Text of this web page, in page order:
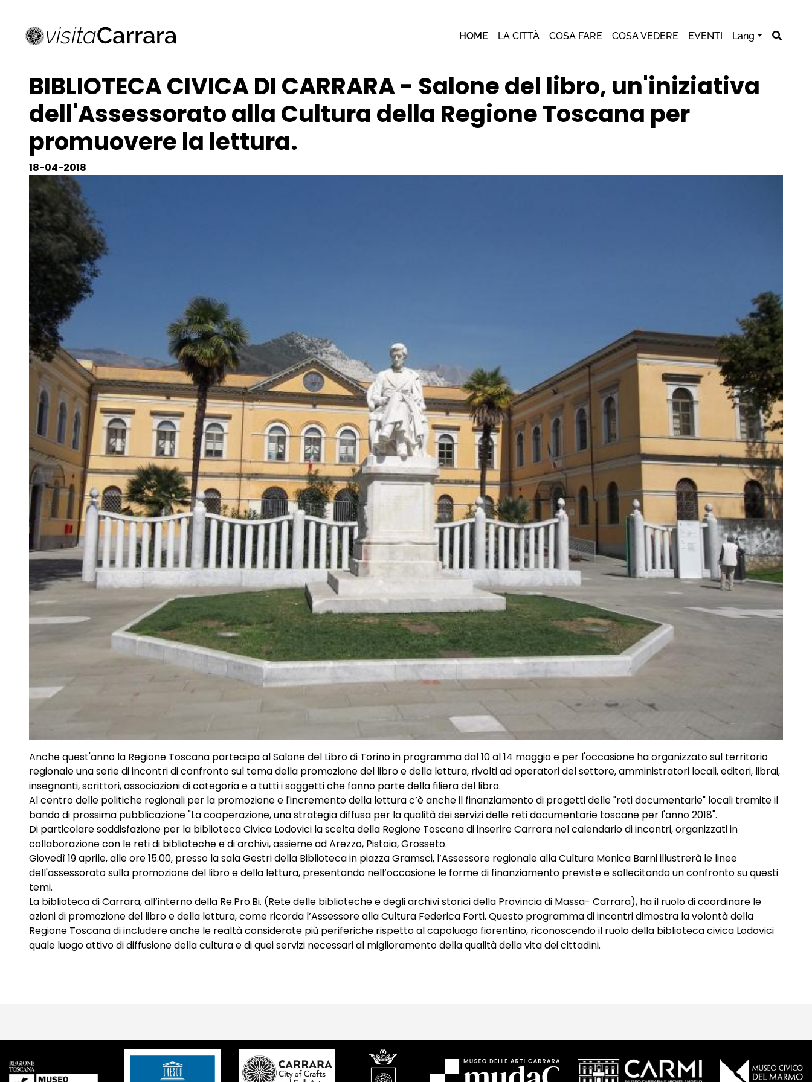
HOME LA CITTÀ COSA FARE COSA VEDERE EVENTI Lang
BIBLIOTECA CIVICA DI CARRARA - Salone del libro, un'iniziativa
dell'Assessorato alla Cultura della Regione Toscana per
promuovere la lettura.
18-04-2018
Anche quest'anno la Regione Toscana partecipa al Salone del Libro di Torino in programma dal 10 al 14 maggio e per l'occasione ha organizzato sul territorio
regionale una serie di incontri di confronto sul tema della promozione del libro e della lettura, rivolti ad operatori del settore, amministratori locali, editori, librai,
insegnanti, scrittori, associazioni di categoria e a tutti i soggetti che fanno parte della filiera del libro.
Al centro delle politiche regionali per la promozione e l'incremento della lettura c’è anche il finanziamento di progetti delle "reti documentarie" locali tramite il
bando di prossima pubblicazione "La cooperazione, una strategia diffusa per la qualità dei servizi delle reti documentarie toscane per l'anno 2018".
Di particolare soddisfazione per la biblioteca Civica Lodovici la scelta della Regione Toscana di inserire Carrara nel calendario di incontri, organizzati in
collaborazione con le reti di biblioteche e di archivi, assieme ad Arezzo, Pistoia, Grosseto.
Giovedì 19 aprile, alle ore 15.00, presso la sala Gestri della Biblioteca in piazza Gramsci, l’Assessore regionale alla Cultura Monica Barni illustrerà le linee
dell'assessorato sulla promozione del libro e della lettura, presentando nell’occasione le forme di finanziamento previste e sollecitando un confronto su questi
temi.
La biblioteca di Carrara, all’interno della Re.Pro.Bi. (Rete delle biblioteche e degli archivi storici della Provincia di Massa- Carrara), ha il ruolo di coordinare le
azioni di promozione del libro e della lettura, come ricorda l’Assessore alla Cultura Federica Forti. Questo programma di incontri dimostra la volontà della
Regione Toscana di includere anche le realtà considerate più periferiche rispetto al capoluogo fiorentino, riconoscendo il ruolo della biblioteca civica Lodovici
quale luogo attivo di diffusione della cultura e di quei servizi necessari al miglioramento della qualità della vita dei cittadini.